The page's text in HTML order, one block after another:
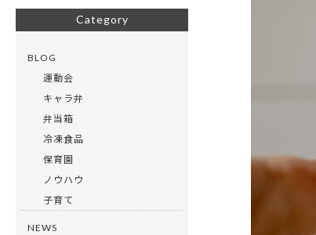
Category
BLOG
運動会
キャラ弁
弁当箱
冷凍食品
保育園
ノウハウ
子育て
NEWS